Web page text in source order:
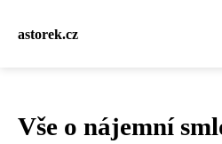
astorek.cz
Vše o nájemní